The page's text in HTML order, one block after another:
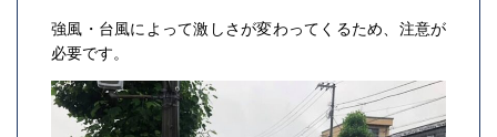
強風・台風によって激しさが変わってくるため、注意が
必要です。